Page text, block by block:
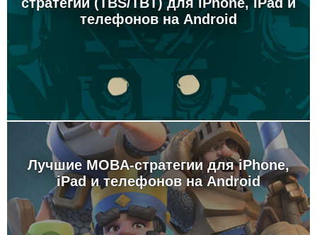
телефонов на Android
Лучшие MOBA-стратегии для iPhone,
iPad и телефонов на Android